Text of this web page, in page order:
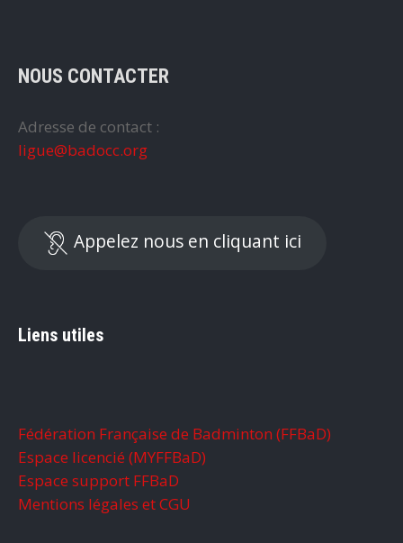
NOUS CONTACTER
Adresse de contact :
ligue@badocc.org
Appelez nous en cliquant ici
Liens utiles
Fédération Française de Badminton (FFBaD)
Espace licencié (MYFFBaD)
Espace support FFBaD
Mentions légales et CGU